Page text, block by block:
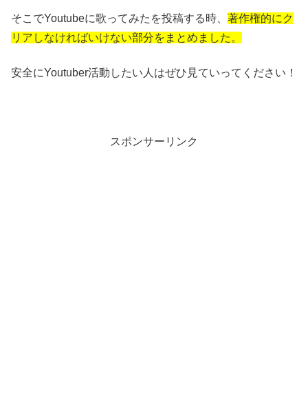
そこでYoutubeに歌ってみたを投稿する時、 著作権的にク
リアしなければいけない部分をまとめました。
安全にYoutuber活動したい人はぜひ見ていってください！
スポンサーリンク